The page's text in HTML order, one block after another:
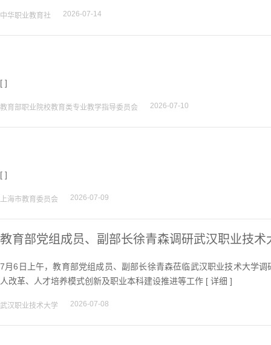
中华职业教育社 2026-07-14
[ ]
教育部职业院校教育类专业教学指导委员会 2026-07-10
[ ]
上海市教育委员会 2026-07-09
教育部党组成员、副部长徐青森调研武汉职业技术
7月6日上午，教育部党组成员、副部长徐青森莅临武汉职业技术大学
人改革、人才培养模式创新及职业本科建设推进等工作 [ 详细 ]
武汉职业技术大学 2026-07-08